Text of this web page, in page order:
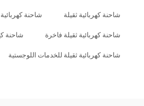
شاحنة كهربائية ثقيلة شاحنة
شاحنة كهربائية ثقيلة فاخرة شاحنة
شاحنة كهربائية ثقيلة للخدمات اللوجستية